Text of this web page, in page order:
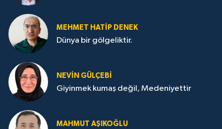
MEHMET HATİP DENEK
Dünya bir gölgeliktir.
NEVİN GÜLÇEBİ
Giyinmek kumaş değil, Medeniyettir
MAHMUT AŞIKOĞLU